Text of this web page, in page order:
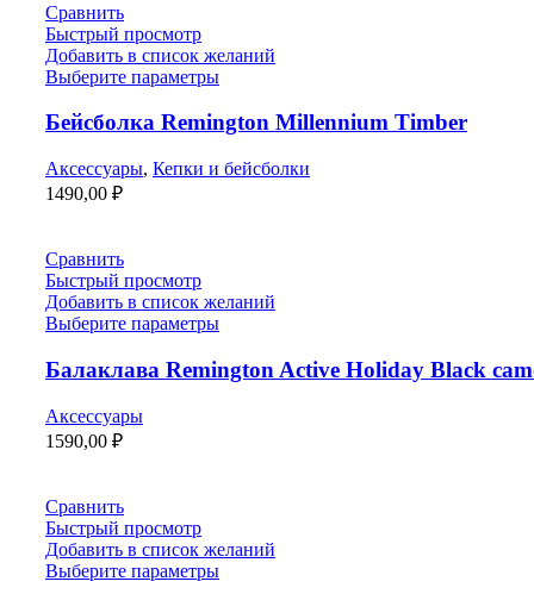
Сравнить
Быстрый просмотр
Добавить в список желаний
Выберите параметры
Бейсболка Remington Millennium Timber
Аксессуары, Кепки и бейсболки
1490,00 ₽
Сравнить
Быстрый просмотр
Добавить в список желаний
Выберите параметры
Балаклава Remington Active Holiday Black
Аксессуары
1590,00 ₽
Сравнить
Быстрый просмотр
Добавить в список желаний
Выберите параметры